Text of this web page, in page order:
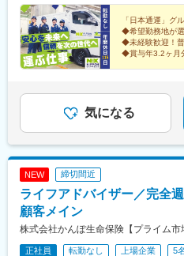
市駅、平和公園駅、都通駅
崎、南大阪、なんば、神戸、
5,100円~(年収想定370万円)甲
岡、長野、上田、松本、札幌
津、浜松、金沢、富山、福井
8,200円~(年収想定360万円)函
給20万1,200円~(年収想定350
島、郡山、松江、浜田、鳥取
長崎、宮崎、鹿児島、沖縄、
ルを考慮して決定します※月
残業代は別途全額支給いたし
「日本通運」グ
◆希望勤務地が選
◆未経験歓迎！
◆賞与年3.2ヶ月
◆年間休日115日
気になる
NEW 締切間近
ライフアドバイザー／完全
顧客メイン
株式会社かんぽ生命保険【プライム
正社員 転勤なし 上場企業 5